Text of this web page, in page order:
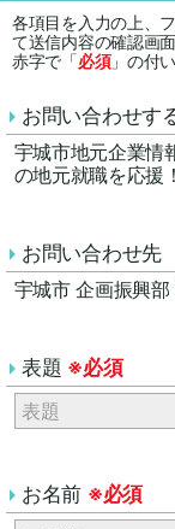
各項目を入力の上、
て送信内容の確認画
赤字で「必須」の付
お問い合わせす
宇城市地元企業情
の地元就職を応援！
お問い合わせ先
宇城市 企画振興
表題 ※必須
お名前 ※必須